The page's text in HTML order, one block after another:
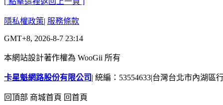
隱私權政策| 服務條款
GMT+8, 2026-8-7 23:14
本網站設計著作權為 WooGii 所有
卡星魁網路股份有限公司 | 統編：53554633|台灣台北市內湖區
回頂部 商城首頁 回首頁